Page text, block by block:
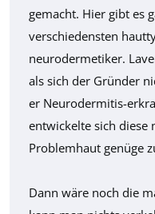
gemacht. Hier gibt es
verschiedensten
neurodermetiker.
als sich der Gründer
er Neurodermitis-
entwickelte sich diese
Problemhaut genüge
Dann wäre noch die